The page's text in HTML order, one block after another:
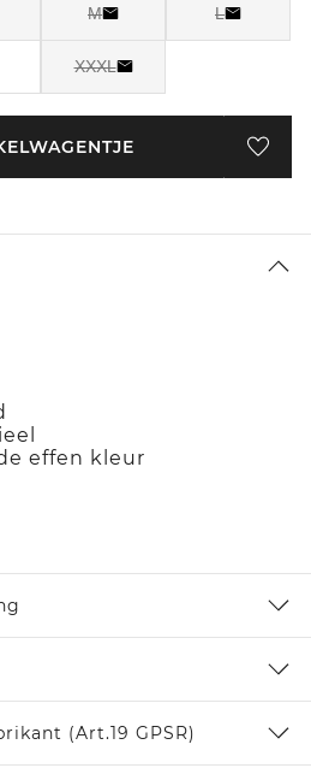
M L
XXXL
effen kleur
(Art.19 GPSR)